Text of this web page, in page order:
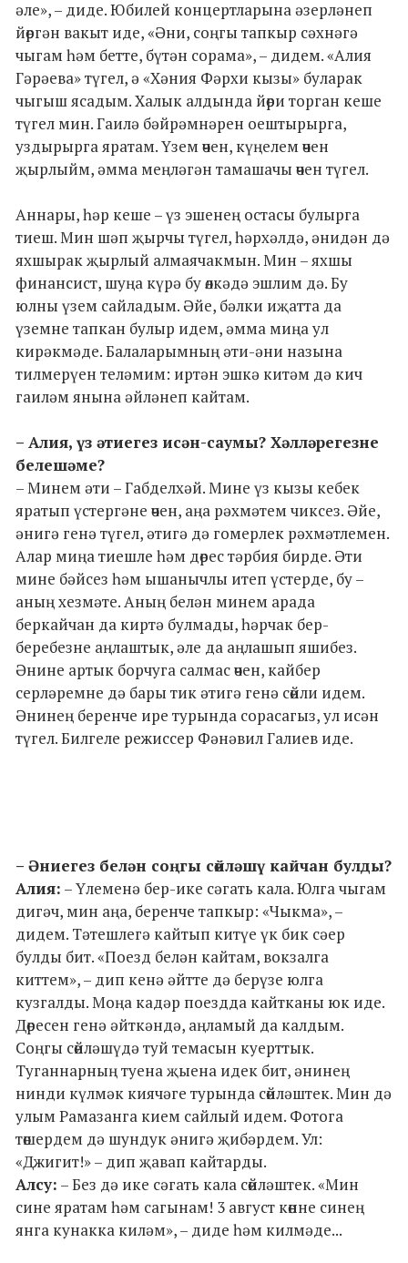
әле», – диде. Юбилей концертларына әзерләнеп
йөргән вакыт иде, «Әни, соңгы тапкыр сәхнәгә
чыгам һәм бетте, бүтән сорама», – дидем. «Алия
Гәрәева» түгел, ә «Хәния Фәрхи кызы» буларак
чыгыш ясадым. Халык алдында йөри торган кеше
түгел мин. Гаилә бәйрәмнәрен оештырырга,
уздырырга яратам. Үзем өчен, күңелем өчен
җырлыйм, әмма меңләгән тамашачы өчен түгел.
Аннары, һәр кеше – үз эшенең остасы булырга
тиеш. Мин шәп җырчы түгел, һәрхәлдә, әнидән дә
яхшырак җырлый алмаячакмын. Мин – яхшы
финансист, шуңа күрә бу өлкәдә эшлим дә. Бу
юлны үзем сайладым. Әйе, бәлки иҗатта да
үземне тапкан булыр идем, әмма миңа ул
кирәкмәде. Балаларымның әти-әни назына
тилмерүен теләмим: иртән эшкә китәм дә кич
гаиләм янына әйләнеп кайтам.
– Алия, үз әтиегез исән-саумы? Хәлләрегезне
белешәме?
– Минем әти – Габделхәй. Мине үз кызы кебек
яратып үстергәне өчен, аңа рәхмәтем чиксез. Әйе,
әнигә генә түгел, әтигә дә гомерлек рәхмәтлемен.
Алар миңа тиешле һәм дөрес тәрбия бирде. Әти
мине бәйсез һәм ышанычлы итеп үстерде, бу –
аның хезмәте. Аның белән минем арада
беркайчан да киртә булмады, һәрчак бер-
беребезне аңлаштык, әле да аңлашып яшибез.
Әнине артык борчуга салмас өчен, кайбер
серләремне дә бары тик әтигә генә сөйли идем.
Әнинең беренче ире турында сорасагыз, ул исән
түгел. Билгеле режиссер Фәнәвил Галиев иде.
– Әниегез белән соңгы сөйләшү кайчан булды?
Алия: – Үлеменә бер-ике сәгать кала. Юлга чыгам
дигәч, мин аңа, беренче тапкыр: «Чыкма», –
дидем. Тәтешлегә кайтып китүе үк бик сәер
булды бит. «Поезд белән кайтам, вокзалга
киттем», – дип кенә әйтте дә берүзе юлга
кузгалды. Моңа кадәр поездда кайтканы юк иде.
Дөресен генә әйткәндә, аңламый да калдым.
Соңгы сөйләшүдә туй темасын куерттык.
Туганнарның туена җыена идек бит, әнинең
нинди күлмәк киячәге турында сөйләштек. Мин дә
улым Рамазанга кием сайлый идем. Фотога
төшердем дә шундук әнигә җибәрдем. Ул:
«Джигит!» – дип җавап кайтарды.
Алсу: – Без дә ике сәгать кала сөйләштек. «Мин
сине яратам һәм сагынам! 3 август көнне синең
янга кунакка киләм», – диде һәм килмәде...